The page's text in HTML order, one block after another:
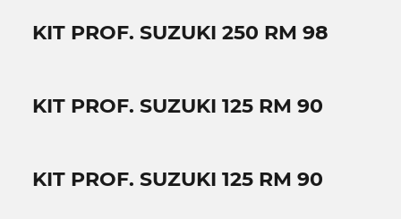
KIT PROF. SUZUKI 250 RM 98
KIT PROF. SUZUKI 125 RM 90
KIT PROF. SUZUKI 125 RM 90